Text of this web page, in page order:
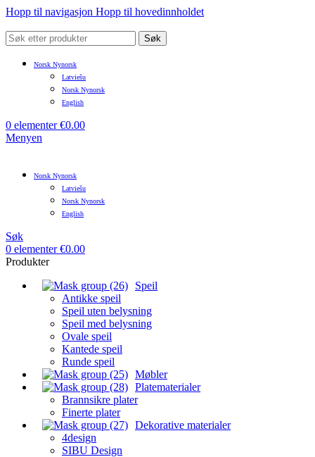
Hopp til navigasjon Hopp til hovedinnholdet
Søk
Norsk Nynorsk
Latviešu
Norsk Nynorsk
English
0 elementer €0.00
Menyen
Norsk Nynorsk
Latviešu
Norsk Nynorsk
English
Søk
0 elementer €0.00
Produkter
Speil
Antikke speil
Speil uten belysning
Speil med belysning
Ovale speil
Kantede speil
Runde speil
Møbler
Platematerialer
Brannsikre plater
Finerte plater
Dekorative materialer
4design
SIBU Design